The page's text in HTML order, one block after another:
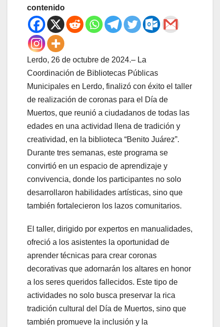
contenido
Lerdo, 26 de octubre de 2024.– La
Coordinación de Bibliotecas Públicas
Municipales en Lerdo, finalizó con éxito el taller
de realización de coronas para el Día de
Muertos, que reunió a ciudadanos de todas las
edades en una actividad llena de tradición y
creatividad, en la biblioteca “Benito Juárez”.
Durante tres semanas, este programa se
convirtió en un espacio de aprendizaje y
convivencia, donde los participantes no solo
desarrollaron habilidades artísticas, sino que
también fortalecieron los lazos comunitarios.
El taller, dirigido por expertos en manualidades,
ofreció a los asistentes la oportunidad de
aprender técnicas para crear coronas
decorativas que adornarán los altares en honor
a los seres queridos fallecidos. Este tipo de
actividades no solo busca preservar la rica
tradición cultural del Día de Muertos, sino que
también promueve la inclusión y la